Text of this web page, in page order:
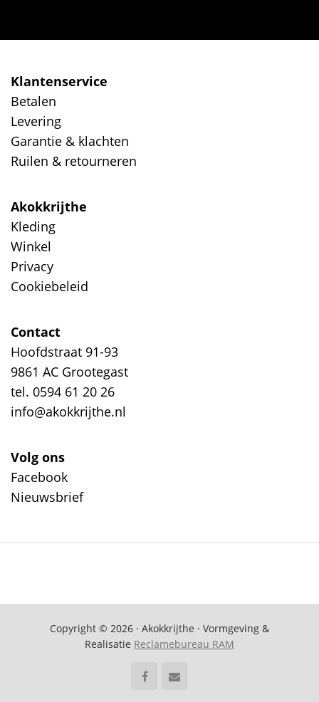
Klantenservice
Betalen
Levering
Garantie & klachten
Ruilen & retourneren
Akokkrijthe
Kleding
Winkel
Privacy
Cookiebeleid
Contact
Hoofdstraat 91-93
9861 AC Grootegast
tel. 0594 61 20 26
info@akokkrijthe.nl
Volg ons
Facebook
Nieuwsbrief
Copyright © 2026 · Akokkrijthe · Vormgeving &
Realisatie Reclamebureau RAM